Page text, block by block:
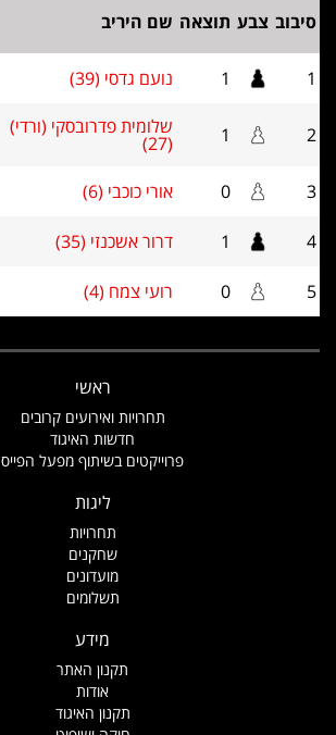
סיבוב צבע תוצאה שם היריב
1
1 נועם גדסי (39)
2
1 שלומית פדרובסקי (ורדי)
(27)
3
0 אורי כוכבי (6)
4
1 דרור אשכנזי (35)
5
0 רועי צמח (4)
ראשי
תחרויות ואירועים קרובים
חדשות האיגוד
פרוייקטים בשיתוף מפעל הפייס
ליגות
תחרויות
שחקנים
מועדונים
תשלומים
מידע
תקנון האתר
אודות
תקנון האיגוד